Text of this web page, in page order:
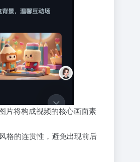
片将构成视频的核心画面素
格的连贯性，避免出现前后